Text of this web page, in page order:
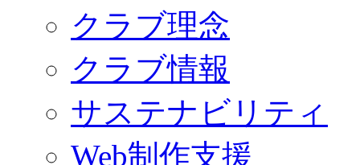
クラブ理念
クラブ情報
サステナビリティ
Web制作支援